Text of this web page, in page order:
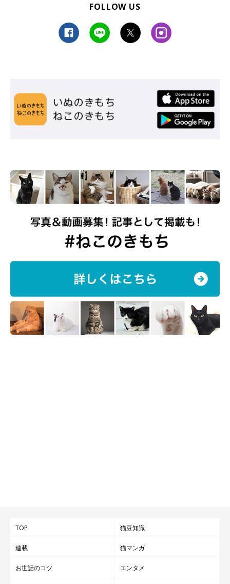
FOLLOW US
TOP 猫豆知識
連載 猫マンガ
お世話のコツ エンタメ